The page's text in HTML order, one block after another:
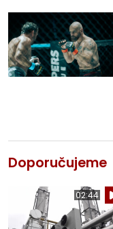
Doporučujeme
02:44